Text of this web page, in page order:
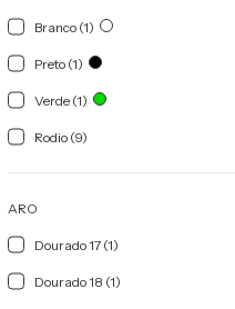
Branco (1)
Preto (1)
Verde (1)
Rodio (9)
ARO
Dourado 17 (1)
Dourado 18 (1)